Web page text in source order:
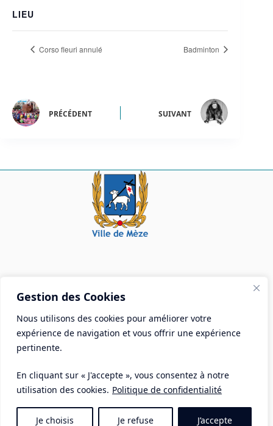
Gestion des Cookies
Nous utilisons des cookies pour améliorer votre
expérience de navigation et vous offrir une expérience
pertinente.
En cliquant sur « J'accepte », vous consentez à notre
utilisation des cookies. Politique de confidentialité
Je choisis Je refuse J’accepte
LIEU
Corso fleuri annulé Badminton
PRÉCÉDENT SUIVANT
Mairie de Mèze
Place Aristide Briand - BP 28 34140 Mèze
Tél :04 67 18 30 30
Mail :